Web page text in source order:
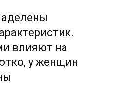
влияют на
у женщин